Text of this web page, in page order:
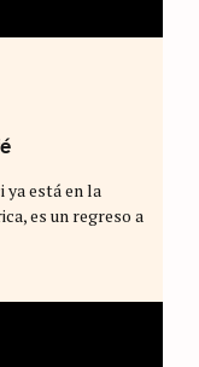
ya está en la
es un regreso a